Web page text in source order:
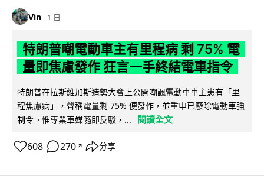
Vin 1 日
特朗普嘲電動車主有里程病 剩 75% 電
量即焦慮發作 狂言一手終結電車指令
特朗普在拉斯維加斯造勢大會上公開嘲諷電動車車主患有「里
程焦慮病」，聲稱電量剩 75% 便發作，並重申已廢除電動車強
制令。惟專業車媒隨即反駁，...
閱讀全文
608 270 ↗ 分享